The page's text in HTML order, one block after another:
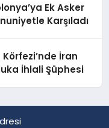
Ek Asker
Karşıladı
Körfezi’nde İran
İhlali Şüphesi